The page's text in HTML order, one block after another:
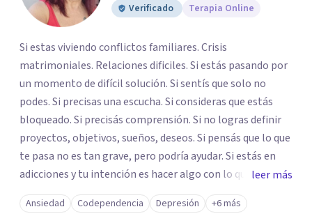
Verificado
Terapia Online
Si estas viviendo conflictos familiares. Crisis
matrimoniales. Relaciones dificiles. Si estás pasando por
un momento de difícil solución. Si sentís que solo no
podes. Si precisas una escucha. Si consideras que estás
bloqueado. Si precisás comprensión. Si no logras definir
proyectos, objetivos, sueños, deseos. Si pensás que lo que
te pasa no es tan grave, pero podría ayudar. Si estás en
adicciones y tu intención es hacer algo con lo que te está
pasando. No dudes en comunicarte a fin de comenzar a
resolver la situación que está generando esa angustia.
leer más
Ansiedad Codependencia Depresión +6 más